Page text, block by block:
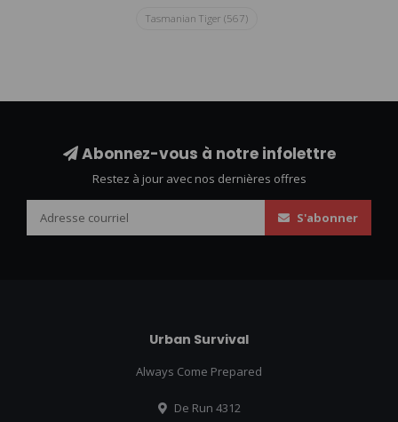
Tasmanian Tiger (567)
Abonnez-vous à notre infolettre
Restez à jour avec nos dernières offres
S'abonner
Urban Survival
Always Come Prepared
De Run 4312